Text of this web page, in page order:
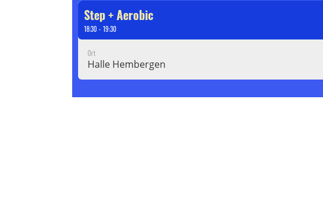
Step + Aerobic
18:30 - 19:30
Ort
Halle Hembergen